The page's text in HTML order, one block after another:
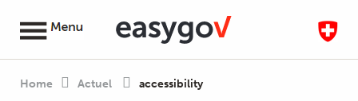
Home Actuel accessibility